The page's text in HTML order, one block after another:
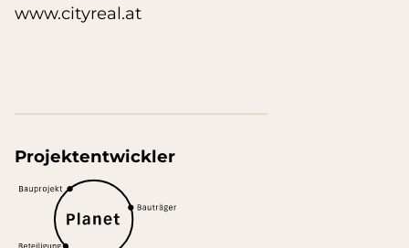
www.cityreal.at
Projektentwickler